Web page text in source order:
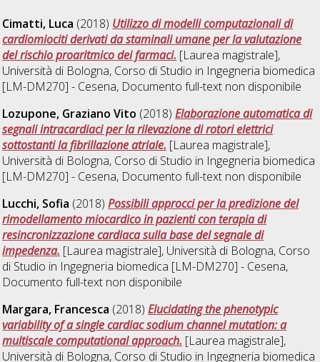
Cimatti, Luca (2018) Utilizzo di modelli computazionali di
cardiomiociti derivati da staminali umane per la valutazione
del rischio proaritmico dei farmaci. [Laurea magistrale],
Università di Bologna, Corso di Studio in Ingegneria biomedica
[LM-DM270] - Cesena, Documento full-text non disponibile
Lozupone, Graziano Vito (2018)Elaborazione automatica di
segnali intracardiaci per la rilevazione di rotori elettrici
sottostanti la fibrillazione atriale. [Laurea magistrale],
Università di Bologna, Corso di Studio in Ingegneria biomedica
[LM-DM270] - Cesena, Documento full-text non disponibile
Lucchi, Sofia (2018)Possibili approcci per la predizione del
rimodellamento miocardico in pazienti con terapia di
resincronizzazione cardiaca sulla base del segnale di
impedenza. [Laurea magistrale], Università di Bologna, Corso
di Studio in Ingegneria biomedica [LM-DM270] - Cesena,
Documento full-text non disponibile
Margara, Francesca (2018)Elucidating the phenotypic
variability of a single cardiac sodium channel mutation: a
multiscale computational approach. [Laurea magistrale],
Università di Bologna, Corso di Studio in Ingegneria biomedica